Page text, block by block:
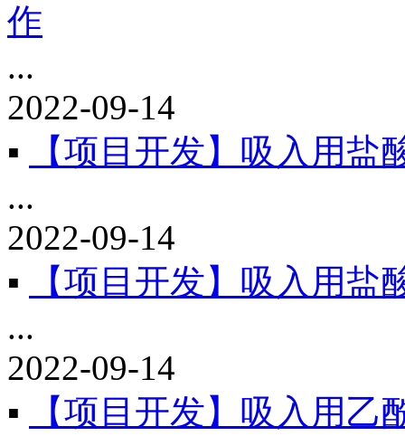
作
...
2022-09-14
▪
【项目开发】吸入用
...
2022-09-14
▪
【项目开发】吸入用
...
2022-09-14
▪
【项目开发】吸入用